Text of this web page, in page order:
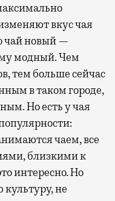
вкус чая
чай новый —
модный. Чем
тем больше сейчас
в таком городе,
Но есть у чая
чаем, все
близкими к
интересно. Но
не